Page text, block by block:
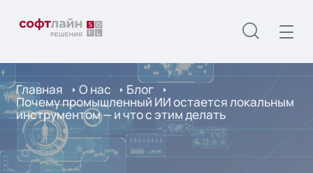
Главная О нас Блог
Почему промышленный ИИ остается локальным
инструментом — и что с этим делать